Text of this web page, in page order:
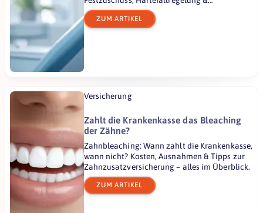
Zahnzusatzversicherung erfahren.
ZUM ARTIKEL
Versicherung
Zahlt die Krankenkasse das Bleaching
der Zähne?
Zahnbleaching: Wann zahlt die Krankenkasse,
wann nicht? Kosten, Ausnahmen & Tipps zur
Zahnzusatzversicherung – alles im Überblick.
ZUM ARTIKEL